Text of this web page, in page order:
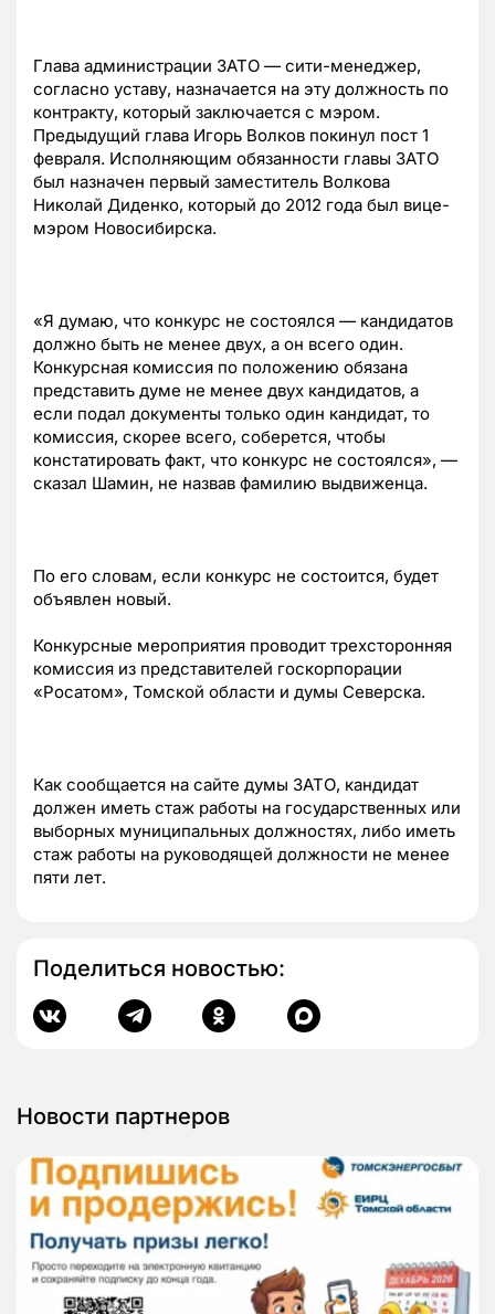
Глава администрации ЗАТО — сити-менеджер,
согласно уставу, назначается на эту должность по
контракту, который заключается с мэром.
Предыдущий глава Игорь Волков покинул пост 1
февраля. Исполняющим обязанности главы ЗАТО
был назначен первый заместитель Волкова
Николай Диденко, который до 2012 года был вице-
мэром Новосибирска.
«Я думаю, что конкурс не состоялся — кандидатов
должно быть не менее двух, а он всего один.
Конкурсная комиссия по положению обязана
представить думе не менее двух кандидатов, а
если подал документы только один кандидат, то
комиссия, скорее всего, соберется, чтобы
констатировать факт, что конкурс не состоялся», —
сказал Шамин, не назвав фамилию выдвиженца.
По его словам, если конкурс не состоится, будет
объявлен новый.
Конкурсные мероприятия проводит трехсторонняя
комиссия из представителей госкорпорации
«Росатом», Томской области и думы Северска.
Как сообщается на сайте думы ЗАТО, кандидат
должен иметь стаж работы на государственных или
выборных муниципальных должностях, либо иметь
стаж работы на руководящей должности не менее
пяти лет.
Поделиться новостью:
Новости партнеров